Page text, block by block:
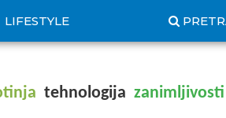
LIFESTYLE
tehnologija zanimljivosti